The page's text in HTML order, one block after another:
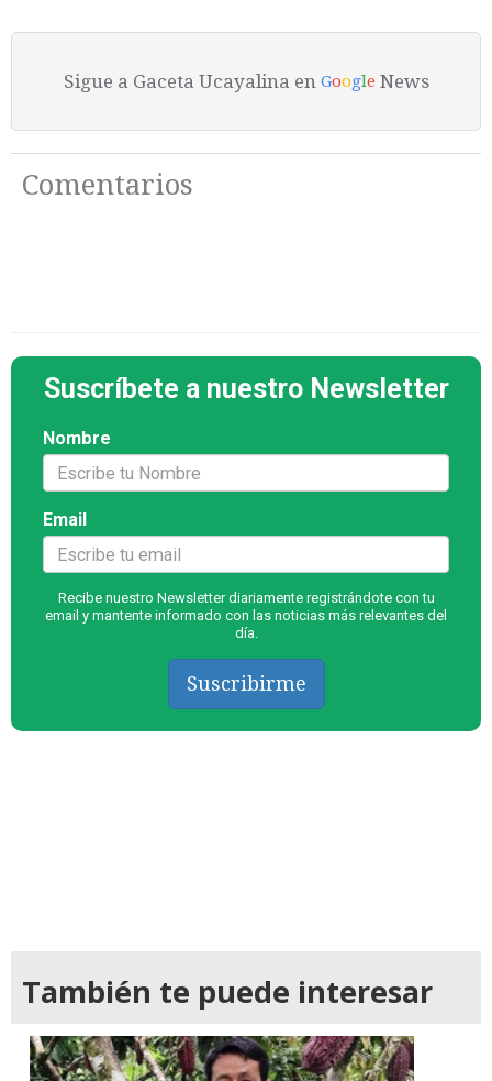
Sigue a Gaceta Ucayalina en Google News
Comentarios
Suscríbete a nuestro Newsletter
Nombre
Email
Recibe nuestro Newsletter diariamente registrándote con tu
email y mantente informado con las noticias más relevantes del
día.
Suscribirme
También te puede interesar